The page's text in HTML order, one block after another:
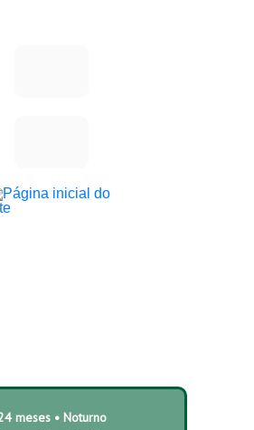
meses • Noturno